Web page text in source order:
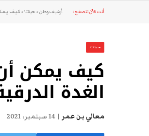
أنت الآن تتصفح: أرشيف وطن»حياتنا»كيف
حياتنا
كيف يمكن
الغدة
معالي بن عمر 14 سبتمبر، 2021